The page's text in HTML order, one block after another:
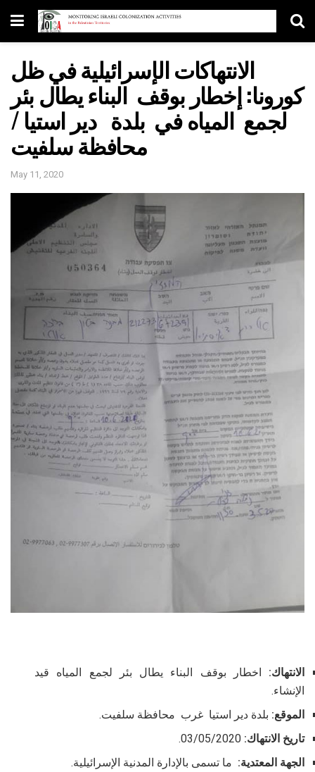
الانتهاكات الإسرائيلية في ظل
كورونا: إخطار بوقف البناء يطال بئر
لجمع المياه في بلدة دير استيا /
محافظة سلفيت
May 11, 2020
الانتهاك: اخطار بوقف البناء يطال بئر لجمع المياه قيد
الإنشاء.
الموقع: بلدة دير استيا غرب محافظة سلفيت.
تاريخ الانتهاك:
الجهة المعتدية: ما تسمى بالإدارة المدنية الإسرائيلية.